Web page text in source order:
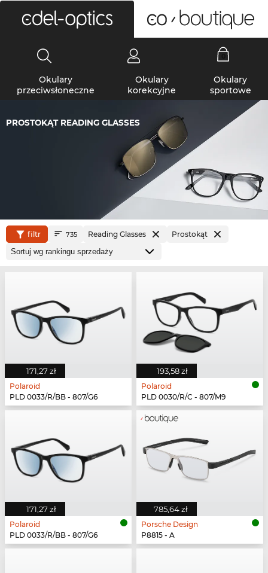
Okulary
przeciwsłoneczne
Okulary
korekcyjne
Okulary
sportowe
PROSTOKĄT READING GLASSES
filtr 735 Reading Glasses Prostokąt
171,27 zł
Polaroid
PLD 0033/R/BB - 807/G6
193,58 zł
Polaroid
PLD 0030/R/C - 807/M9
171,27 zł
Polaroid
PLD 0033/R/BB - 807/G6
785,64 zł
Porsche Design
P8815 - A